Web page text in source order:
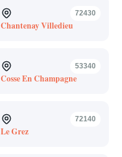
72430
Chantenay Villedieu
53340
Cosse En Champagne
72140
Le Grez